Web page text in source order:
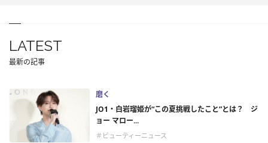
LATEST
最新の記事
磨く
JO1・白岩瑠姫が“この夏挑戦したこと”とは？ ジ
ョー マロー...
＃ビューティーニュース